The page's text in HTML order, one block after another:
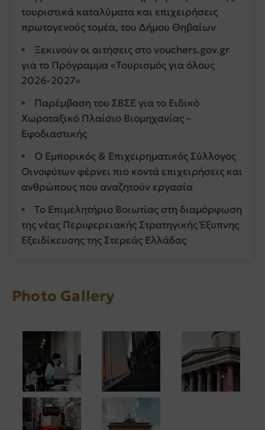
τουριστικά καταλύματα και επιχειρήσεις
πρωτογενούς τομέα, του Δήμου Θηβαίων
Ξεκινούν οι αιτήσεις στο vouchers.gov.gr
για το Πρόγραμμα «Τουρισμός για όλους
2026-2027»
Παρέμβαση του ΣΒΣΕ για το Ειδικό
Χωροταξικό Πλαίσιο Βιομηχανίας –
Εφοδιαστικής
Ο Εμπορικός & Επιχειρηματικός Σύλλογος
Οινοφύτων φέρνει πιο κοντά επιχειρήσεις και
ανθρώπους που αναζητούν εργασία
Το Επιμελητήριο Βοιωτίας στη διαμόρφωση
της νέας Περιφερειακής Στρατηγικής Έξυπνης
Εξειδίκευσης της Στερεάς Ελλάδας
Photo Gallery